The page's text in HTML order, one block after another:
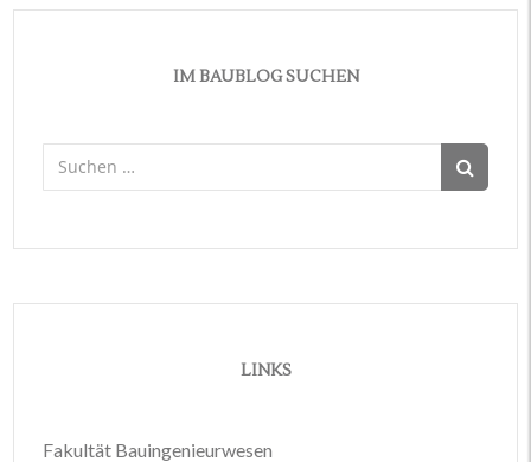
IM BAUBLOG SUCHEN
Suchen
nach:
LINKS
Fakultät Bauingenieurwesen